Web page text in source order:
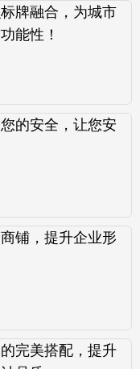
牌融合，为城市
能性！
的安全，让您安
铺，提升企业形
完美搭配，提升